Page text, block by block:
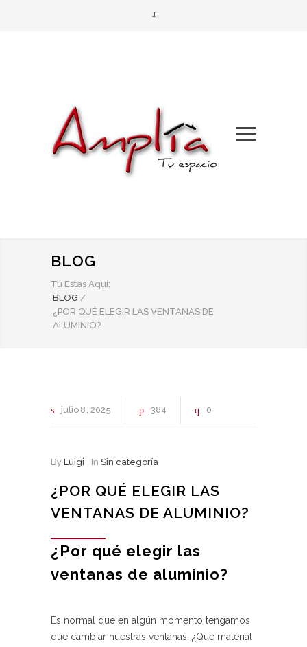
BLOG
Tú Estas Aquí:
BLOG /
¿POR QUÉ ELEGIR LAS VENTANAS DE
ALUMINIO?
julio 8 2025 384 0
By Luigi In Sin categoría
¿POR QUÉ ELEGIR LAS
VENTANAS DE ALUMINIO?
¿Por qué elegir las
ventanas de aluminio?
Es normal que en algún momento tengamos
que cambiar nuestras ventanas. ¿Qué material